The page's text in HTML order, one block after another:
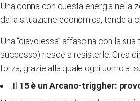
Una donna con questa energia nella
dalla situazione economica, tende a
Una “diavolessa” affascina con la
successo) riesce a resisterle. Crea
forza, grazie alla quale ogni uomo al
Il 15 è un Arcano-triggher: